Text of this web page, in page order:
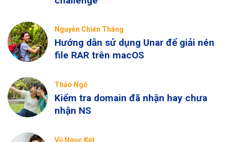
Nguyễn Chiến Thắng
Hướng dẫn sử dụng Unar để giải nén
file RAR trên macOS
Thảo Ngô
Kiểm tra domain đã nhận hay chưa
nhận NS
Vũ Ngọc Kết